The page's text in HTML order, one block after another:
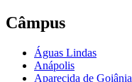
Câmpus
Águas Lindas
Anápolis
Aparecida de Goiânia